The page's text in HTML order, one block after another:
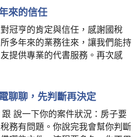
來的信任
冠亨的肯定與信任，感謝國稅
多年來的業務往來，讓我們能持
提供專業的代書服務。再次感
聊聊，先判斷再決定
說一下你的案件狀況：房子要
務有問題。你說完我會幫你判斷